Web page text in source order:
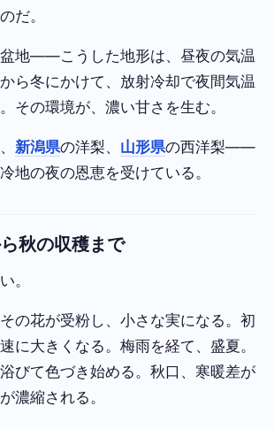
だ。
地——こうした地形は、昼夜の気温
ら冬にかけて、放射冷却で夜間気温
その環境が、濃い甘さを生む。
新潟県の洋梨、 山形県の西洋梨——
地の夜の恩恵を受けている。
秋の収穫まで
。
の花が受粉し、小さな実になる。初
に大きくなる。梅雨を経て、盛夏。
びて色づき始める。秋口、寒暖差が
濃縮される。